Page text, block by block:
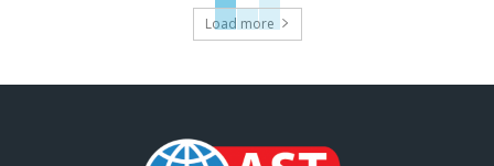
Load more